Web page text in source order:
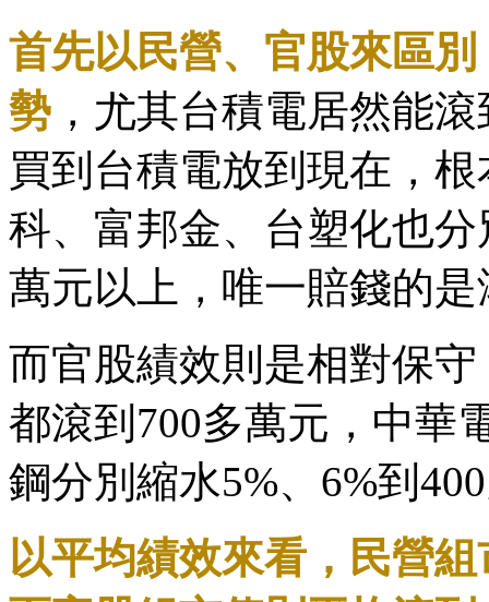
首先以民營、官股來區
勢 ，尤其台積電居然能
買到台積電放到現在，
科、富邦金、台塑化也
萬元以上，唯一賠錢的
而官股績效則是相對保
都滾到700多萬元，中華
鋼分別縮水5%、6%到
以平均績效來看，民營